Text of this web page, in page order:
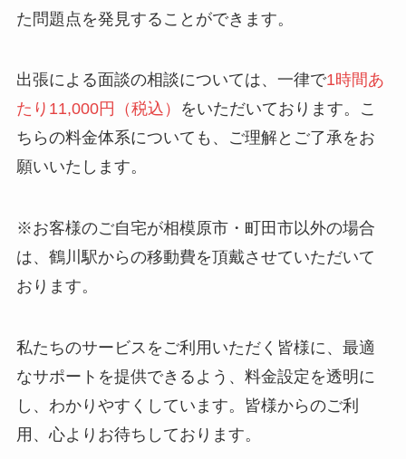
た問題点を発見することができます。
出張による面談の相談については、一律で1時間あ
たり11,000円（税込）
をいただいております。こ
ちらの料金体系についても、ご理解とご了承をお
願いいたします。
※お客様のご自宅が相模原市・町田市以外の場合
は、鶴川駅からの移動費を頂戴させていただいて
おります。
私たちのサービスをご利用いただく皆様に、最適
なサポートを提供できるよう、料金設定を透明に
し、わかりやすくしています。皆様からのご利
用、心よりお待ちしております。